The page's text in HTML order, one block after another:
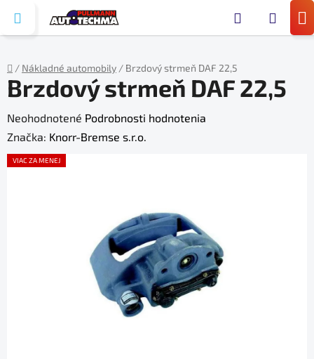
obsah
Domov
/ Nákladné automobily / Brzdový strmeň DAF 22,5
Brzdový strmeň DAF 22,5
Priemerné
hodnotenie
produktu
Neohodnotené Podrobnosti hodnotenia
Značka: Knorr-Bremse s.r.o.
VIAC ZA MENEJ